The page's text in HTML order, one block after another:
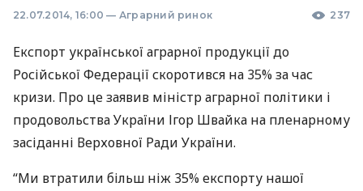
22.07.2014, 16:00 — Аграрний ринок 237
Експорт української аграрної продукції до
Російської Федерації скоротився на 35% за час
кризи. Про це заявив міністр аграрної політики і
продовольства України Ігор Швайка на пленарному
засіданні Верховної Ради України.
“Ми втратили більш ніж 35% експорту нашої